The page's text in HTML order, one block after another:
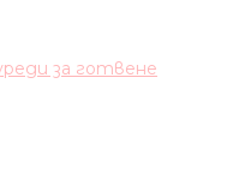
за готвене